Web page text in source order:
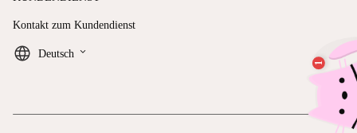
Kontakt zum Kundendienst
Deutsch keyboard_arrow_down